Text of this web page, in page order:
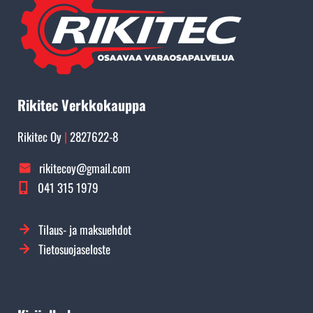
Rikitec Verkkokauppa
Rikitec Oy | 2827622-8
rikitecoy@gmail.com
041 315 1979
Tilaus- ja maksuehdot
Tietosuojaseloste